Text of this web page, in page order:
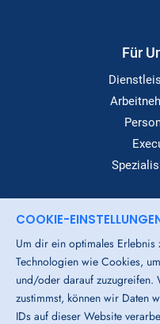
Für
COOKIE-
Um dir ein optimales
Technologien wie Cookies,
und/oder darauf zuzugreifen.
zustimmst, können wir Daten
IDs auf dieser Website